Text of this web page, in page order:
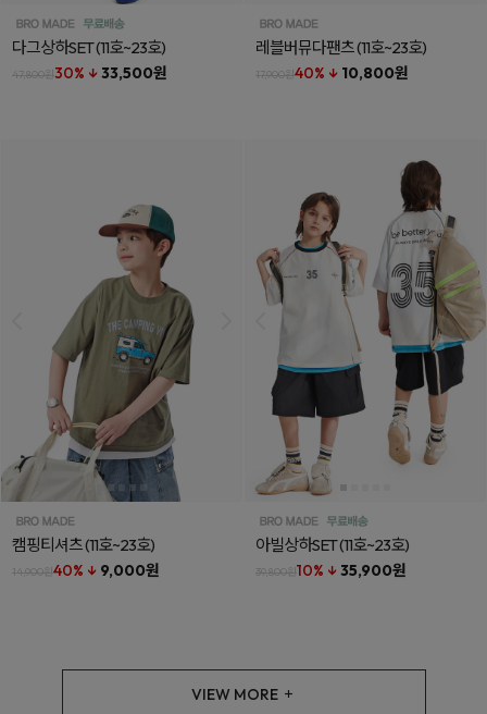
다그상하SET(11호~23호)
47,800원30% ↓ 33,500원
레블버뮤다팬츠(11호~23호)
17,900원40% ↓ 10,800원
캠핑티셔츠(11호~23호)
14,900원40% ↓ 9,000원
아빌상하SET(11호~23호)
39,800원10% ↓ 35,900원
VIEW MORE